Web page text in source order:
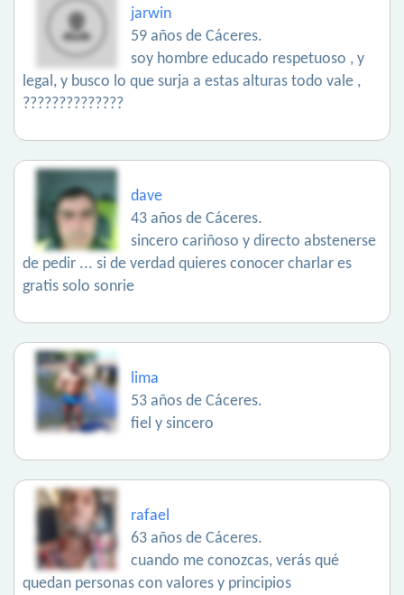
jarwin
59 años de Cáceres.
soy hombre educado respetuoso , y
legal, y busco lo que surja a estas alturas todo vale ,
??????????????
dave
43 años de Cáceres.
sincero cariñoso y directo abstenerse
de pedir ... si de verdad quieres conocer charlar es
gratis solo sonrie
lima
53 años de Cáceres.
fiel y sincero
rafael
63 años de Cáceres.
cuando me conozcas, verás qué
quedan personas con valores y principios